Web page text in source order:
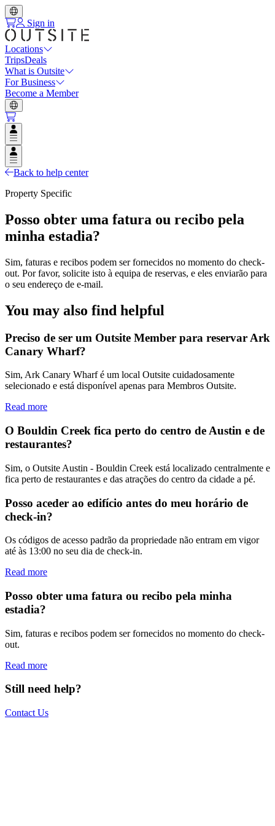
Sign in
Locations
TripsDeals
What is Outsite
For Business
Become a Member
Open user menu
Open user menu
Back to help center
Property Specific
Posso obter uma fatura ou recibo pela
minha estadia?
Sim, faturas e recibos podem ser fornecidos no momento do check-
out. Por favor, solicite isto à equipa de reservas, e eles enviarão para
o seu endereço de e-mail.
You may also find helpful
Preciso de ser um Outsite Member para reservar Ark
Canary Wharf?
Sim, Ark Canary Wharf é um local Outsite cuidadosamente
selecionado e está disponível apenas para Membros Outsite.
Read more
O Bouldin Creek fica perto do centro de Austin e de
restaurantes?
Sim, o Outsite Austin - Bouldin Creek está localizado centralmente e
fica perto de restaurantes e das atrações do centro da cidade a pé.
Posso aceder ao edifício antes do meu horário de
check-in?
Os códigos de acesso padrão da propriedade não entram em vigor
até às 13:00 no seu dia de check-in.
Read more
Posso obter uma fatura ou recibo pela minha
estadia?
Sim, faturas e recibos podem ser fornecidos no momento do check-
out.
Read more
Still need help?
Contact Us